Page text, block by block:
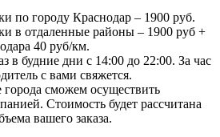
по городу Краснодар – 1900 руб.
в отдаленные районы – 1900 руб +
40 руб/км.
в будние дни с 14:00 до 22:00. За час
с вами свяжется.
города сможем осуществить
Стоимость будет рассчитана
вашего заказа.